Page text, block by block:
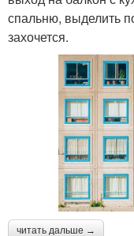
спальню, выделить
захочется.
читать дальше →